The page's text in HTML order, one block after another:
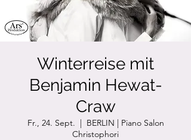
Winterreise mit
Benjamin Hewat-
Craw
Fr., 24. Sept.
  |
BERLIN | Piano Salon
Christophori